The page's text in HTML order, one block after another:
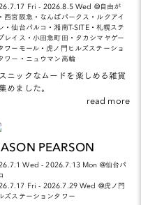
Fri - 2026.8.5 Wed @自由が
西宮阪急・なんばパークス・ルクアイ
・仙台パルコ・湘南T-SITE・札幌ステ
レイス・小田急町田・タカシマヤゲー
ワーモール・虎ノ門ヒルズステーショ
ワー・ニュウマン高輪
ニックなムードを楽しめる雑貨
めました。
read more
PEARSON
Wed - 2026.7.13 Mon @仙台パ
Fri - 2026.7.29 Wed @虎ノ門
ズステーションタワー